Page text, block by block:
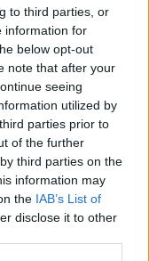
to third parties, or
information for
below opt-out
note that after your
seeing
utilized by
parties prior to
of the further
third parties on the
information may
the IAB’s List of
disclose it to other
la más remota
Se han
galerías y
del Bronce
(siglo VII
el norte tropieza
por una
Cañamero. Lo